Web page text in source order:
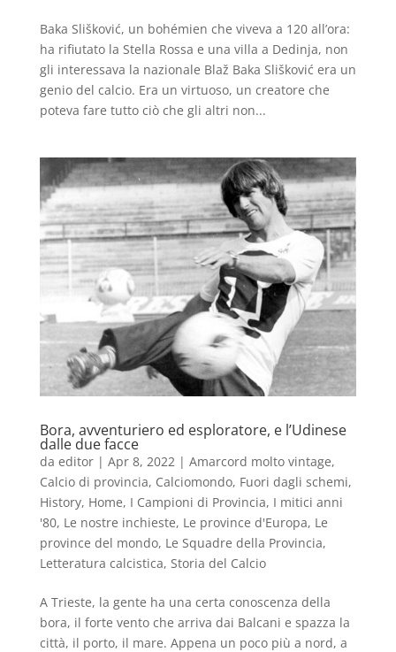
Baka Slišković, un bohémien che viveva a 120 all’ora:
ha rifiutato la Stella Rossa e una villa a Dedinja, non
gli interessava la nazionale Blaž Baka Slišković era un
genio del calcio. Era un virtuoso, un creatore che
poteva fare tutto ciò che gli altri non...
Bora, avventuriero ed esploratore, e l’Udinese
dalle due facce
da editor| Apr 8, 2022 | Amarcord molto vintage,
Calcio di provincia, Calciomondo, Fuori dagli schemi,
History, Home, I Campioni di Provincia, I mitici anni
'80, Le nostre inchieste, Le province d'Europa, Le
province del mondo, Le Squadre della Provincia,
Letteratura calcistica, Storia del Calcio
A Trieste, la gente ha una certa conoscenza della
bora, il forte vento che arriva dai Balcani e spazza la
città, il porto, il mare. Appena un poco più a nord, a